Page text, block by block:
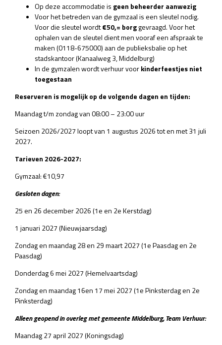
Op deze accommodatie is geen beheerder aanwezig
Voor het betreden van de gymzaal is een sleutel nodig.
Voor die sleutel wordt€50,= borggevraagd. Voor het
ophalen van de sleutel dient men vooraf een afspraak te
maken (0118-675000) aan de publieksbalie op het
stadskantoor (Kanaalweg 3, Middelburg)
In de gymzalen wordt verhuur voorkinderfeestjes niet
toegestaan
Reserveren is mogelijk op de volgende dagen en tijden:
Maandag t/m zondag van 08:00 – 23:00 uur
Seizoen 2026/2027 loopt van 1 augustus 2026 tot en met 31 juli
2027.
Tarieven 2026-2027:
Gymzaal: €10,97
Gesloten dagen:
25 en 26 december 2026 (1e en 2e Kerstdag)
1 januari 2027 (Nieuwjaarsdag)
Zondag en maandag 28 en 29 maart 2027 (1e Paasdag en 2e
Paasdag)
Donderdag 6 mei 2027 (Hemelvaartsdag)
Zondag en maandag 16en 17 mei 2027 (1e Pinksterdag en 2e
Pinksterdag)
Alleen geopend in overleg met gemeente Middelburg, Team Verhuur:
Maandag 27 april 2027 (Koningsdag)